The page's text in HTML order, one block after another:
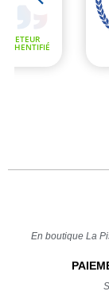
En boutique La